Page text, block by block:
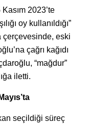
2023’te
oy kullanıldığı”
çerçevesinde, eski
çağrı kağıdı
“mağdur”
iletti.
seçildiği süreç